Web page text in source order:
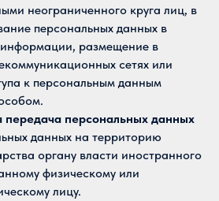
неограниченного круга лиц, в
персональных данных в
размещение в
сетях или
к персональным данным
передача персональных данных
данных на территорию
органу власти иностранного
физическому или
лицу.